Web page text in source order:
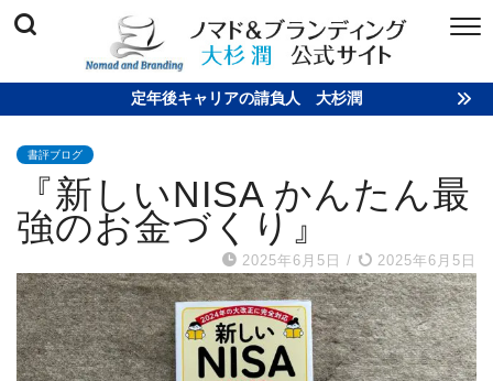
定年後キャリアの請負人 大杉潤
書評ブログ
『新しいNISA かんたん最
強のお金づくり』
2025年6月5日 / 2025年6月5日